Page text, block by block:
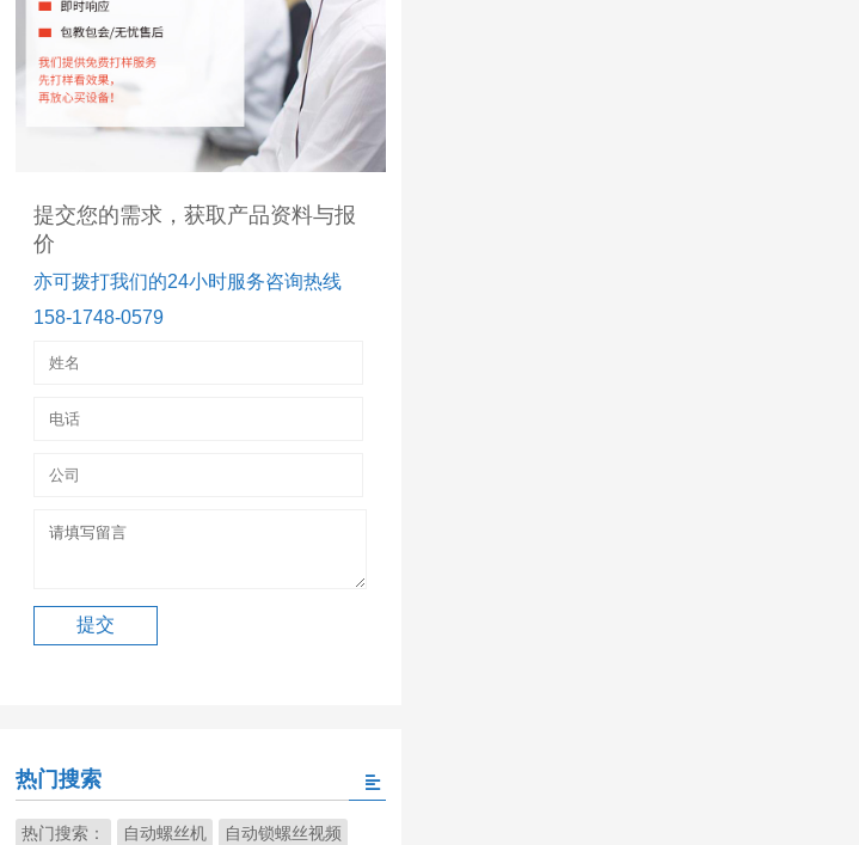
提交您的需求，获取产品资料与报
价
亦可拨打我们的24小时服务咨询热线
158-1748-0579
热门搜索
热门搜索： 自动螺丝机 自动锁螺丝视频